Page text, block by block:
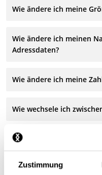
Zustimmung
Wie ändere ich meine
Wie ändere ich meinen
Adressdaten?
Wie ändere ich meine
Wie wechsele ich
Wie bestelle ich den
Wie kann ich meine